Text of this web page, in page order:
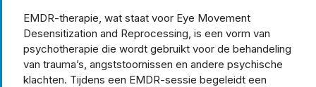
EMDR-therapie, wat staat voor Eye Movement
Desensitization and Reprocessing, is een vorm van
psychotherapie die wordt gebruikt voor de behandeling
van trauma’s, angststoornissen en andere psychische
klachten. Tijdens een EMDR-sessie begeleidt een